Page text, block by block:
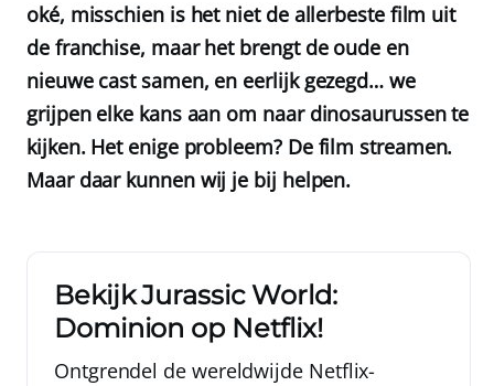
oké, misschien is het niet de allerbeste film uit
de franchise, maar het brengt de oude en
nieuwe cast samen, en eerlijk gezegd… we
grijpen elke kans aan om naar dinosaurussen te
kijken. Het enige probleem? De film streamen.
Maar daar kunnen wij je bij helpen.
Bekijk Jurassic World:
Dominion op Netflix!
Ontgrendel de wereldwijde Netflix-